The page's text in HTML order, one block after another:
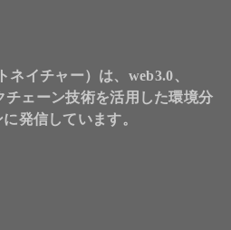
イチャー）は、web3.0、
ェーン技術を活用した環境分
発信しています。